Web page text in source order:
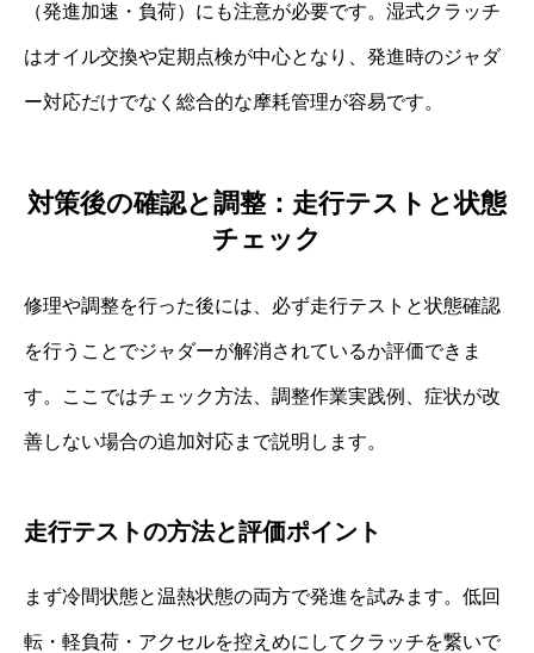
（発進加速・負荷）にも注意が必要です。湿式クラッチ
はオイル交換や定期点検が中心となり、発進時のジャダ
ー対応だけでなく総合的な摩耗管理が容易です。
対策後の確認と調整：走行テストと状態
チェック
修理や調整を行った後には、必ず走行テストと状態確認
を行うことでジャダーが解消されているか評価できま
す。ここではチェック方法、調整作業実践例、症状が改
善しない場合の追加対応まで説明します。
走行テストの方法と評価ポイント
まず冷間状態と温熱状態の両方で発進を試みます。低回
転・軽負荷・アクセルを控えめにしてクラッチを繋いで